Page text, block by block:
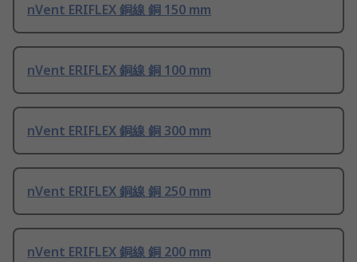
nVent ERIFLEX 銅線 銅 150 mm
nVent ERIFLEX 銅線 銅 100 mm
nVent ERIFLEX 銅線 銅 300 mm
nVent ERIFLEX 銅線 銅 250 mm
nVent ERIFLEX 銅線 銅 200 mm